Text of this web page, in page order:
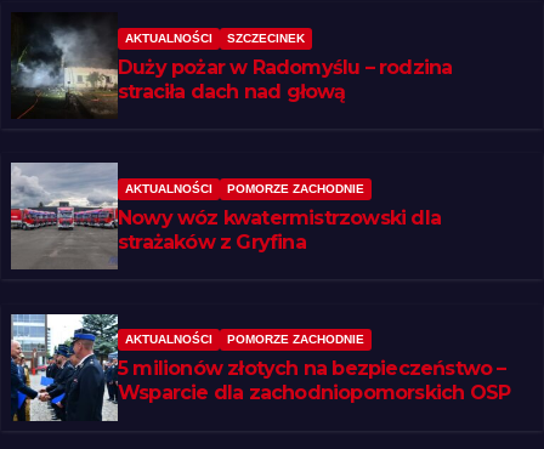
AKTUALNOŚCI SZCZECINEK
Duży pożar w Radomyślu – rodzina
straciła dach nad głową
AKTUALNOŚCI POMORZE ZACHODNIE
Nowy wóz kwatermistrzowski dla
strażaków z Gryfina
AKTUALNOŚCI POMORZE ZACHODNIE
5 milionów złotych na bezpieczeństwo –
Wsparcie dla zachodniopomorskich OSP